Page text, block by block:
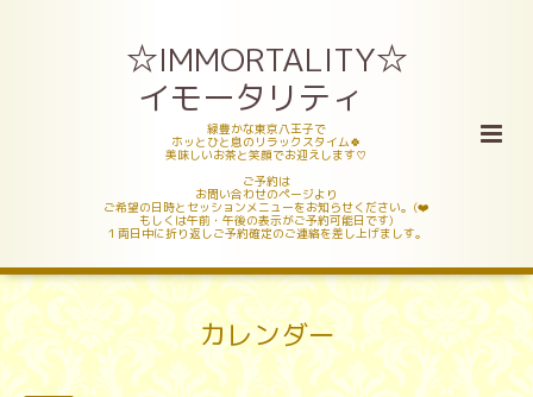
☆IMMORTALITY☆
イモータリティ
緑豊かな東京八王子で
ホッとひと息のリラックスタイム🍀
美味しいお茶と笑顔でお迎えします♡
ご予約は
お問い合わせのページより
ご希望の日時とセッションメニューをお知らせください。(❤️
もしくは午前・午後の表示がご予約可能日です)
１両日中に折り返しご予約確定のご連絡を差し上げましす。
カレンダー